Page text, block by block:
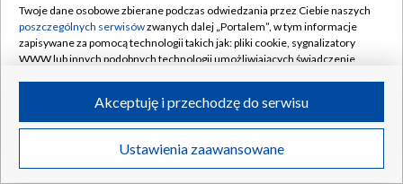
Rada Programowa
System NOS
Informacje o nadawcy
Program dla prasy
Ogłoszenie przetargowe
Kontakt
Kanały
©2026 Telewizja Polska S.A. w likwidacji
Twoje dane osobowe zbierane podczas odwiedzania przez Ciebie naszych
poszczególnych serwisówzwanych dalej „Portalem”, w tym informacje
zapisywane za pomocą technologii takich jak: pliki cookie, sygnalizatory
WWW lub innych podobnych technologii umożliwiających świadczenie
ruchu w Internecie.
Twoje dane osobowe zbierane podczas odwiedzania przez Ciebie
poszczególnych serwisówna Portalu, takie jak adresy IP, identyfikatory
Ustawienia zaawansowane
Akceptuję i przechodzę do serwisu